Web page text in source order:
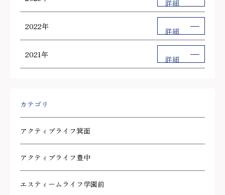
詳細
2022年 詳細
2021年 詳細
カテゴリ
アクティブライフ箕面
アクティブライフ豊中
エスティームライフ学園前